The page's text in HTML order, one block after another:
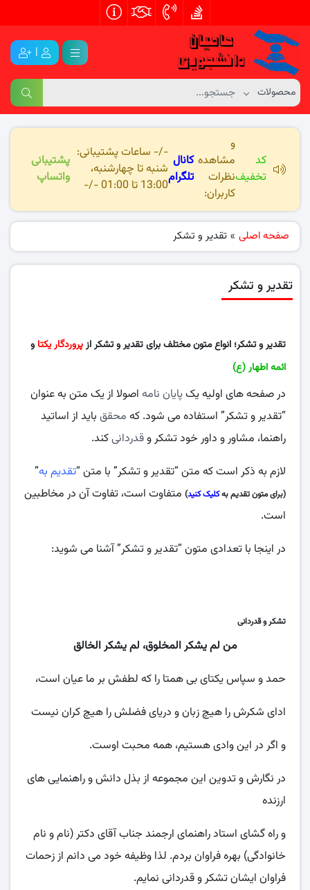
|
کد
تخفیف
و
مشاهده
نظرات
کاربران:
کانال
تلگرام
-/- ساعات پشتیبانی:
شنبه تا چهارشنبه،
13:00 تا 01:00 -/-
پشتیبانی
واتساپ
صفحه اصلی » تقدیر و تشکر
تقدیر و تشکر
تقدیر و تشکر؛ انواع متون مختلف برای تقدیر و تشکر ازپروردگار یکتا و
ائمه اطهار (ع)
در صفحه های اولیه یکپایان نامه اصولا از یک متن به عنوان
“تقدیر و تشکر” استفاده می شود. که محقق باید از اساتید
راهنما، مشاور و داور خود تشکر وقدردانیکند.
لازم به ذکر است که متن “تقدیر و تشکر” با متن “تقدیم به”
(برای متون تقدیم بهکلیک کنید) متفاوت است، تفاوت آن در مخاطبین
است.
در اینجا با تعدادی متون “تقدیر و تشکر” آشنا می شوید:
تشکر و قدردانی
من لم یشکر المخلوق، لم یشکر الخالق
حمد و سپاس یکتای بی همتا را که لطفش بر ما عیان است،
ادای شکرش را هیچ زبان و دریای فضلش را هیچ کران نیست
و اگر در این وادی هستیم، همه محبت اوست.
در نگارش و تدوین این مجموعه از بذل دانش و راهنمایی های
ارزنده
و راه گشای استاد راهنمای ارجمند جناب آقای دکتر (نام و نام
خانوادگی) بهره فراوان بردم. لذا وظیفه خود می دانم از زحمات
فراوان ایشان تشکر و قدردانی نمایم.